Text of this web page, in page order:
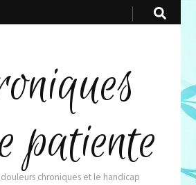
patiente
chroniques et le handicap